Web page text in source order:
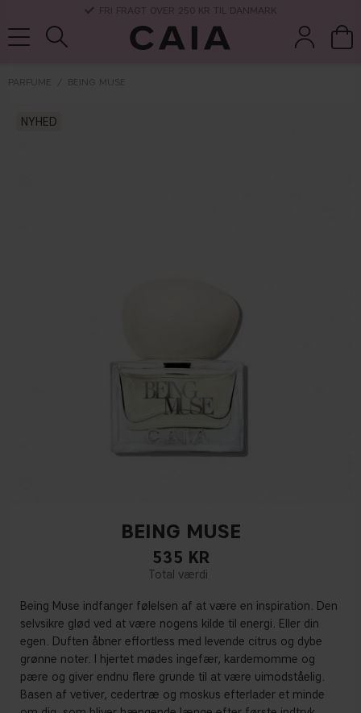
3-5 DAGERS LEVERANSTID
PARFUME BEING MUSE
NYHED
BEING MUSE
535 KR
Being Muse indfanger følelsen af at være en inspiration. Den
selvsikre glød ved at være nogens kilde til energi. Eller din
egen. Duften åbner effortless med levende citrus og dybe
grønne noter. I hjertet mødes ingefær, kardemomme og
pære og giver endnu flere grunde til at være uimodståelig.
Basen af vetiver, cedertræ og moskus efterlader et minde